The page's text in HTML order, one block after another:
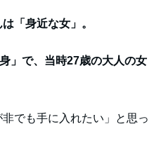
「身近な女」。
」で、当時27歳の大人の女
でも手に入れたい」と思っ